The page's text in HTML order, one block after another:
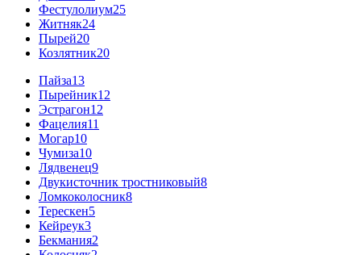
Фестулолиум25
Житняк24
Пырей20
Козлятник20
Пайза13
Пырейник12
Эстрагон12
Фацелия11
Могар10
Чумиза10
Лядвенец9
Двукисточник тростниковый8
Ломкоколосник8
Терескен5
Кейреук3
Бекмания2